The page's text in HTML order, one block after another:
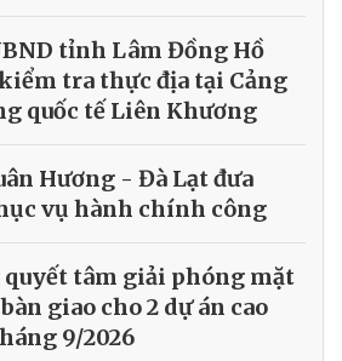
tỉnh Lâm Đồng Hồ
tra thực địa tại Cảng
quốc tế Liên Khương
Hương - Đà Lạt đưa
vụ hành chính công
tâm giải phóng mặt
giao cho 2 dự án cao
9/2026